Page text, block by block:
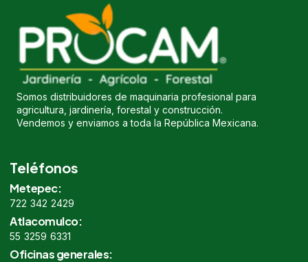
Somos distribuidores de maquinaria profesional para
agricultura, jardinería, forestal y construcción.
Vendemos y enviamos a toda la República Mexicana.
Teléfonos
Metepec:
722 342 2429
Atlacomulco:
55 3259 6331
Oficinas generales: